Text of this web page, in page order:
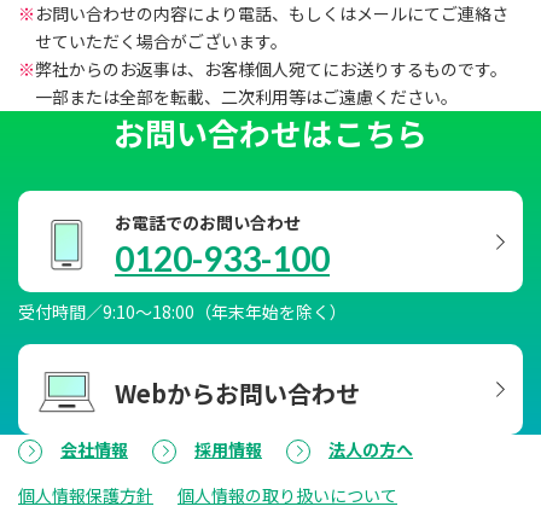
※ お問い合わせの内容により電話、もしくはメールにてご連絡さ
せていただく場合がございます。
※弊社からのお返事は、お客様個人宛てにお送りするものです。
一部または全部を転載、二次利用等はご遠慮ください。
お問い合わせはこちら
お電話でのお問い合わせ
0120-933-100
受付時間／9:10～18:00（年末年始を除く）
Webからお問い合わせ
会社情報 採用情報
法人の方へ
個人情報保護方針
個人情報の取り扱いについて